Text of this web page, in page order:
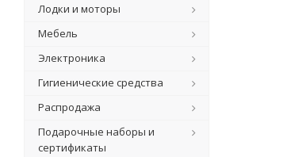
Лодки и моторы
Мебель
Электроника
Гигиенические средства
Распродажа
Подарочные наборы и
сертификаты